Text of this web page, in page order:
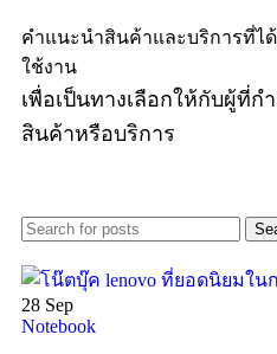
คำแนะนำสินค้าและบริการที่ไ
ใช้งาน
เพื่อเป็นทางเลือกให้กับผู้ที่
สินค้าหรือบริการ
28 Sep
Notebook